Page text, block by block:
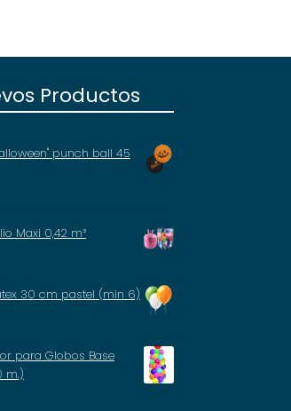
Productos
punch ball 45
Maxi 0,42 m³
30 cm pastel (min 6)
para Globos Base
m.)